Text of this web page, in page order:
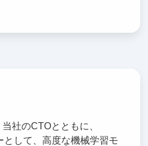
社のCTOとともに、
として、高度な機械学習モ